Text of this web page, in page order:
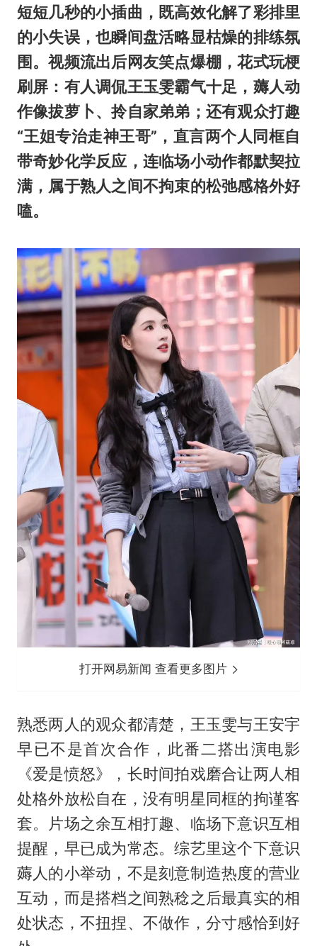
短短几秒的小插曲，既高效化解了彩排里
的小失误，也瞬间盘活略显枯燥的排练氛
围。视频流出后网友笑点爆棚，花式玩梗
刷屏：有人调侃王玉雯霸气十足，薅人动
作像拔萝卜、拎自家弟弟；还有观众打趣
“王姐专治走神王哥”，直言两个人同框自
带奇妙化学反应，连临场小动作都默契拉
满，属于熟人之间不拘束的松弛感格外好
嗑。
打开网易新闻 查看更多图片
熟悉两人的观众都清楚，王玉雯与王安宇
早已不是首次合作，此番二搭出演电影
《爱是愤怒》，长时间拍戏磨合让两人相
处格外放松自在，没有明星同框的拘谨客
套。片场之余互相打趣、临场下意识互相
提醒，早已成为常态。综艺里这个下意识
薅人的小举动，不是刻意制造热度的营业
互动，而是搭档之间熟稔之后最真实的相
处状态，不扭捏、不做作，分寸感恰到好